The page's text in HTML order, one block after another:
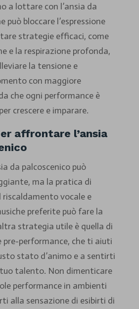
a lottare con l’ansia da
può bloccare l’espressione
strategie efficaci, come
e la respirazione profonda,
la tensione e
con maggiore
che ogni performance è
crescere e imparare.
affrontare l’ansia
da palcoscenico può
ma la pratica di
riscaldamento vocale e
preferite può fare la
strategia utile è quella di
pre-performance, che ti aiuti
stato d’animo e a sentirti
talento. Non dimenticare
performance in ambienti
alla sensazione di esibirti di